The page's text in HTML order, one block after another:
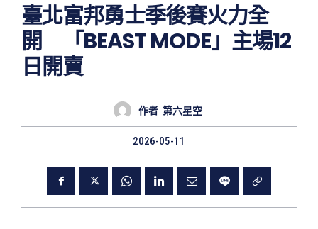
臺北富邦勇士季後賽火力全
開 「BEAST MODE」主場12
日開賣
作者 第六星空
2026-05-11